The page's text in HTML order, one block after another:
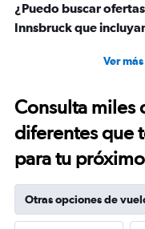
¿Puedo buscar
Innsbruck que
Ver
Consulta miles
diferentes que
para tu
Otras opciones de